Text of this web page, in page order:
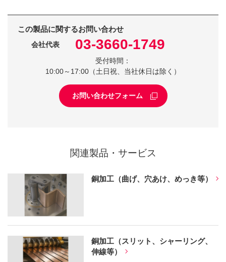
この製品に関するお問い合わせ
会社代表 03-3660-1749
受付時間：
10:00～17:00（土日祝、当社休日は除く）
お問い合わせフォーム
関連製品・サービス
銅加工（曲げ、穴あけ、めっき等）
銅加工（スリット、シャーリング、
伸線等）